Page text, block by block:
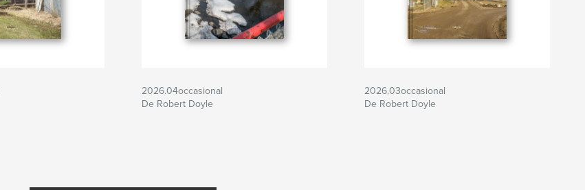
2026.04occasional
De Robert Doyle
2026.03occasional
De Robert Doyle